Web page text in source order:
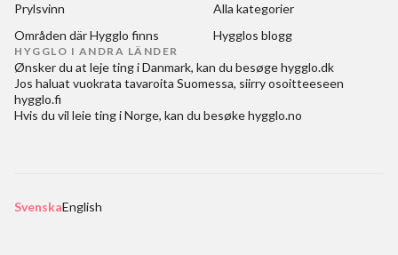
Prylsvinn
Alla kategorier
Områden där Hygglo finns
Hygglos blogg
HYGGLO I ANDRA LÄNDER
Ønsker du at leje ting i Danmark, kan du besøgehygglo.dk
Jos haluat vuokrata tavaroita Suomessa, siirry osoitteeseen
hygglo.fi
Hvis du vil leie ting i Norge, kan du besøkehygglo.no
SvenskaEnglish